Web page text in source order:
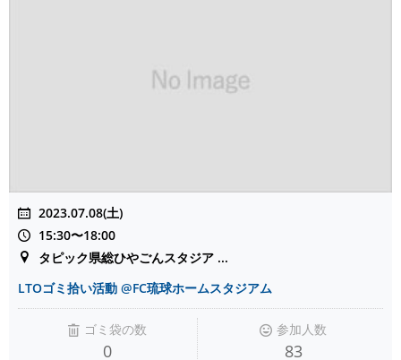
2023.07.08(土)
15:30〜18:00
タピック県総ひやごんスタジア ...
LTOゴミ拾い活動 @FC琉球ホームスタジアム
ゴミ袋の数
0
参加人数
83